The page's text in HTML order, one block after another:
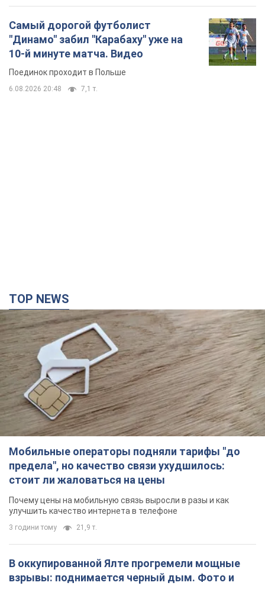
Мобильные операторы подняли тарифы "до
предела", но качество связи ухудшилось:
стоит ли жаловаться на цены
Почему цены на мобильную связь выросли в разы и как
улучшить качество интернета в телефоне
3 години тому 21,9 т.
В оккупированной Ялте прогремели мощные
взрывы: поднимается черный дым. Фото и
видео
2 години тому 2,9 т.
В Коблево в Николаевской области произошел
взрыв в море: погиб мужчина, есть
пострадавшие